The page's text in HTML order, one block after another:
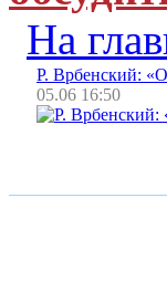
На
Р. Врбенский:
05.06 16:50